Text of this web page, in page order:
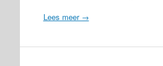
Lees meer →